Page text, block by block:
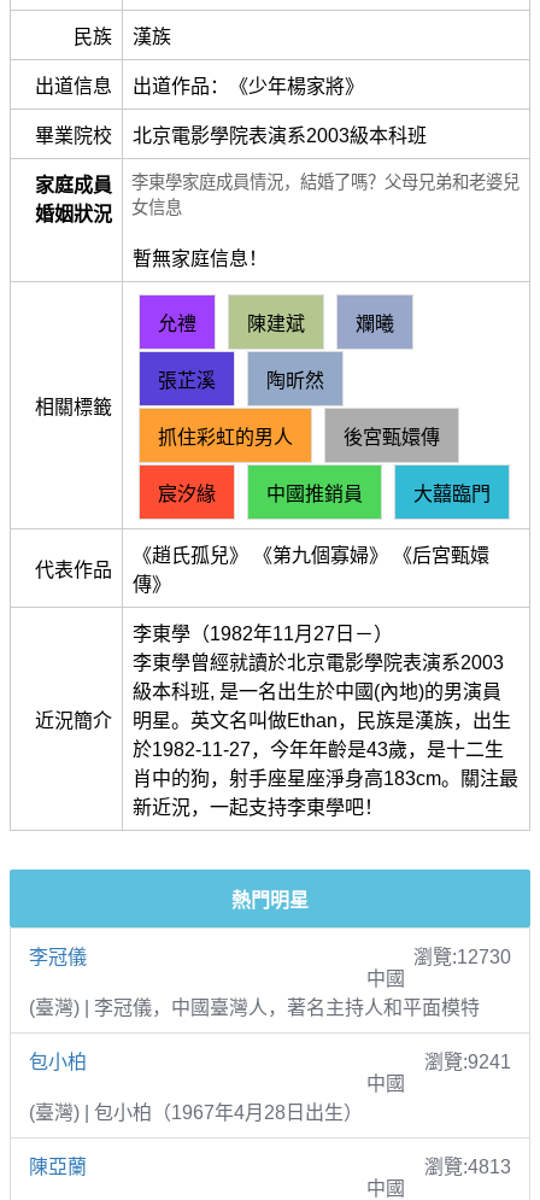
民族 漢族
出道信息 出道作品：《少年楊家將》
畢業院校 北京電影學院表演系2003級本科班
家庭成員
婚姻狀況
李東學家庭成員情況，結婚了嗎？父母兄弟和老婆兒
女信息
暫無家庭信息！
相關標籤
允禮 陳建斌 斕曦
張芷溪 陶昕然
抓住彩虹的男人 後宮甄嬛傳
宸汐緣 中國推銷員 大囍臨門
代表作品
《趙氏孤兒》 《第九個寡婦》 《后宮甄嬛
傳》
近況簡介
李東學（1982年11月27日－）
李東學曾經就讀於北京電影學院表演系2003
級本科班, 是一名出生於中國(內地)的男演員
明星。英文名叫做Ethan，民族是漢族，出生
於1982-11-27，今年年齡是43歲，是十二生
肖中的狗，射手座星座淨身高183cm。關注最
新近況，一起支持李東學吧！
熱門明星
李冠儀
瀏覽:12730
中國
(臺灣) | 李冠儀，中國臺灣人，著名主持人和平面模特
包小柏
瀏覽:9241
中國
(臺灣) | 包小柏（1967年4月28日出生）
陳亞蘭
瀏覽:4813
中國